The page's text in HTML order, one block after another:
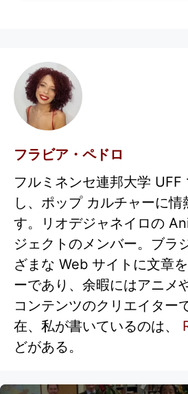
フラビア・ペドロ
フルミネンセ連邦大学 UFF
し、ポップ カルチャーに情
す。リオデジャネイロの
ジェクトのメンバー。ブラ
ざまな Web サイトに文章
ーであり、余暇にはアニメ
コンテンツのクリエイター
在、私が書いているのは、
どがある。